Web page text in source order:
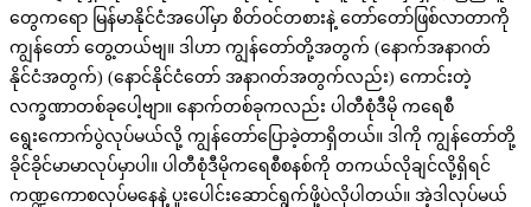
တွေကရော မြန်မာနိုင်ငံအပေါ်မှာ စိတ်ဝင်တစားနဲ့ တော်တော်ဖြစ်လာတာကို
ကျွန်တော် တွေ့တယ်ဗျ။ ဒါဟာ ကျွန်တော်တို့အတွက် (နောက်အနာဂတ်
နိုင်ငံအတွက်) (နောင်နိုင်ငံတော် အနာဂတ်အတွက်လည်း) ကောင်းတဲ့
လက္ခဏာတစ်ခုပေါ့ဗျာ။ နောက်တစ်ခုကလည်း ပါတီစုံဒီမို ကရေစီ
ရွေးကောက်ပွဲလုပ်မယ်လို့ ကျွန်တော်ပြောခဲ့တာရှိတယ်။ ဒါကို ကျွန်တော်တို့
ခိုင်ခိုင်မာမာလုပ်မှာပါ။ ပါတီစုံဒီမိုကရေစီစနစ်ကို တကယ်လိုချင်လို့ရှိရင်
ကဏ္ဍကောစလုပ်မနေနဲ့ ပူးပေါင်းဆောင်ရွက်ဖို့ပဲလိုပါတယ်။ အဲ့ဒါလုပ်မယ်